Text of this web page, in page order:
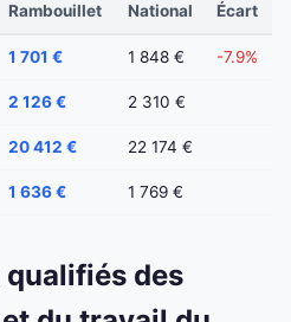
Rambouillet National Écart
1 701 € 1 848 € -7.9%
2 126 € 2 310 €
20 412 € 22 174 €
1 636 € 1 769 €
des